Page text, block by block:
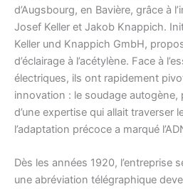
d’Augsbourg, en Bavière, grâce à
Josef Keller et Jakob Knappich.
Keller und Knappich GmbH,
d’éclairage à l’acétylène. Face à
électriques, ils ont rapidement
innovation : le soudage autogène,
d’une expertise qui allait traverser
l’adaptation précoce a marqué
Dès les années 1920, l’entreprise
une abréviation télégraphique